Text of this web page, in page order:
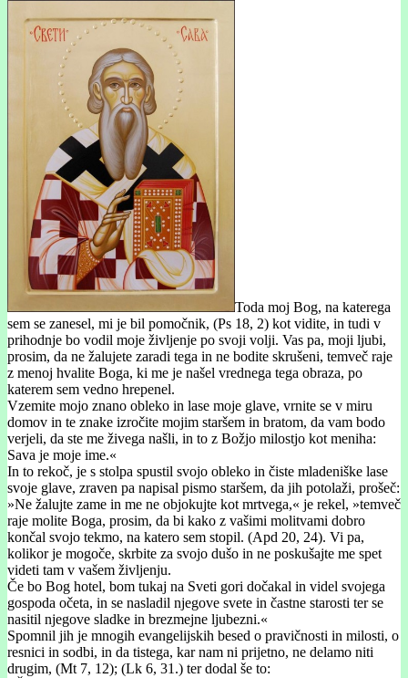
Toda moj Bog, na katerega
sem se zanesel, mi je bil pomočnik, (Ps 18, 2) kot vidite, in tudi v
prihodnje bo vodil moje življenje po svoji volji. Vas pa, moji ljubi,
prosim, da ne žalujete zaradi tega in ne bodite skrušeni, temveč raje
z menoj hvalite Boga, ki me je našel vrednega tega obraza, po
katerem sem vedno hrepenel.
Vzemite mojo znano obleko in lase moje glave, vrnite se v miru
domov in te znake izročite mojim staršem in bratom, da vam bodo
verjeli, da ste me živega našli, in to z Božjo milostjo kot meniha:
Sava je moje ime.«
In to rekoč, je s stolpa spustil svojo obleko in čiste mladeniške lase
svoje glave, zraven pa napisal pismo staršem, da jih potolaži, prošeč:
»Ne žalujte zame in me ne objokujte kot mrtvega,« je rekel, »temveč
raje molite Boga, prosim, da bi kako z vašimi molitvami dobro
končal svojo tekmo, na katero sem stopil. (Apd 20, 24). Vi pa,
kolikor je mogoče, skrbite za svojo dušo in ne poskušajte me spet
videti tam v vašem življenju.
Če bo Bog hotel, bom tukaj na Sveti gori dočakal in videl svojega
gospoda očeta, in se nasladil njegove svete in častne starosti ter se
nasitil njegove sladke in brezmejne ljubezni.«
Spomnil jih je mnogih evangelijskih besed o pravičnosti in milosti, o
resnici in sodbi, in da tistega, kar nam ni prijetno, ne delamo niti
drugim, (Mt 7, 12); (Lk 6, 31.) ter dodal še to: